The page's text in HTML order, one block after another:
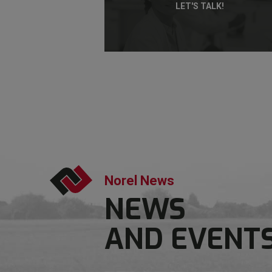
LET'S TALK!
Norel News
NEWS
AND